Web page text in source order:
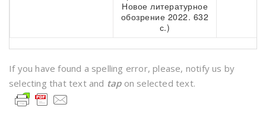
Новое литературное
обозрение 2022. 632
с.)
If you have found a spelling error, please, notify us by
selecting that text and tapon selected text.